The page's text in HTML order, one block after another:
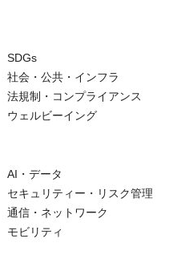
SDGs
社会・公共・インフラ
法規制・コンプライアンス
ウェルビーイング
AI・データ
セキュリティー・リスク管理
通信・ネットワーク
モビリティ